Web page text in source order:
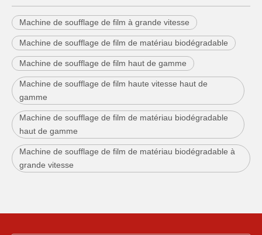
Machine de soufflage de film à grande vitesse
Machine de soufflage de film de matériau biodégradable
Machine de soufflage de film haut de gamme
Machine de soufflage de film haute vitesse haut de
gamme
Machine de soufflage de film de matériau biodégradable
haut de gamme
Machine de soufflage de film de matériau biodégradable à
grande vitesse